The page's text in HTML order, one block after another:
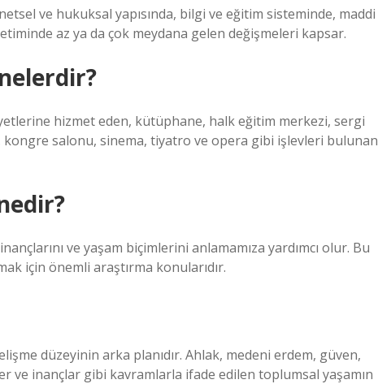
ve hukuksal yapısında, bilgi ve eğitim sisteminde, maddi
az ya da çok meydana gelen değişmeleri kapsar.
hizmet eden, kütüphane, halk eğitim merkezi, sergi
salonu, sinema, tiyatro ve opera gibi işlevleri bulunan
ve yaşam biçimlerini anlamamıza yardımcı olur. Bu
için önemli araştırma konularıdır.
düzeyinin arka planıdır. Ahlak, medeni erdem, güven,
inançlar gibi kavramlarla ifade edilen toplumsal yaşamın